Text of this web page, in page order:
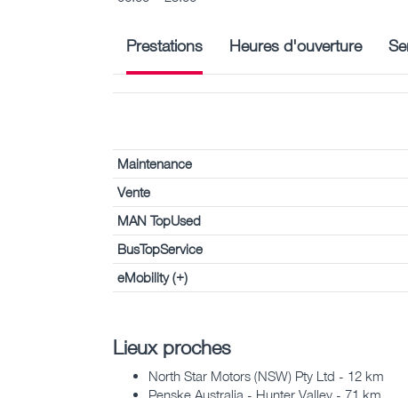
Prestations Heures d'ouverture
Maintenance
Vente
MAN TopUsed
BusTopService
eMobility (+)
Lieux proches
North Star Motors (NSW) Pty Ltd - 12 km
Penske Australia - Hunter Valley - 71 km